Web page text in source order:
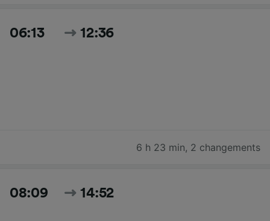
06:13 12:36
6 h 23 min, 2 changements
08:09 14:52